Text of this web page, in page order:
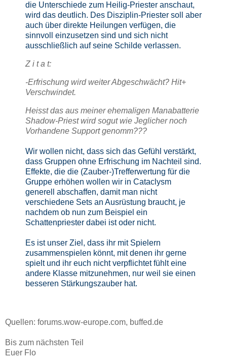
die Unterschiede zum Heilig-Priester anschaut,
wird das deutlich. Des Disziplin-Priester soll aber
auch über direkte Heilungen verfügen, die
sinnvoll einzusetzen sind und sich nicht
ausschließlich auf seine Schilde verlassen.
Z i t a t:
-Erfrischung wird weiter Abgeschwächt? Hit+
Verschwindet.
Heisst das aus meiner ehemaligen Manabatterie
Shadow-Priest wird sogut wie Jeglicher noch
Vorhandene Support genomm???
Wir wollen nicht, dass sich das Gefühl verstärkt,
dass Gruppen ohne Erfrischung im Nachteil sind.
Effekte, die die (Zauber-)Trefferwertung für die
Gruppe erhöhen wollen wir in Cataclysm
generell abschaffen, damit man nicht
verschiedene Sets an Ausrüstung braucht, je
nachdem ob nun zum Beispiel ein
Schattenpriester dabei ist oder nicht.
Es ist unser Ziel, dass ihr mit Spielern
zusammenspielen könnt, mit denen ihr gerne
spielt und ihr euch nicht verpflichtet fühlt eine
andere Klasse mitzunehmen, nur weil sie einen
besseren Stärkungszauber hat.
Quellen: forums.wow-europe.com, buffed.de
Bis zum nächsten Teil
Euer Flo